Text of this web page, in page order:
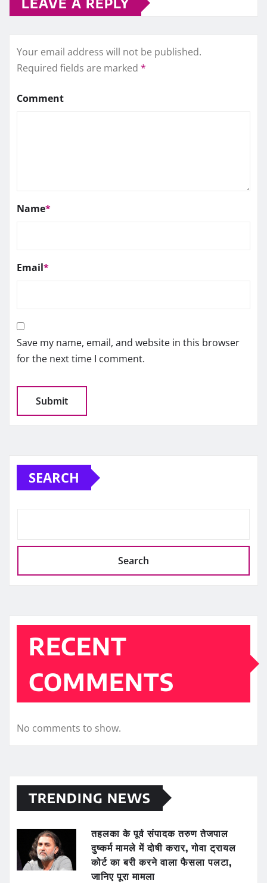
Your email address will not be published.
Required fields are marked *
Comment
Name*
Email*
Save my name, email, and website in this browser
for the next time I comment.
SEARCH
Search
RECENT
COMMENTS
No comments to show.
TRENDING NEWS
तहलका के पूर्व संपादक तरुण तेजपाल
दुष्कर्म मामले में दोषी करार, गोवा ट्रायल
कोर्ट का बरी करने वाला फैसला पलटा,
जानिए पूरा मामला